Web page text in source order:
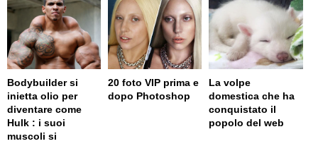
Bodybuilder si
inietta olio per
diventare come
Hulk : i suoi
muscoli si
20 foto VIP prima e
dopo Photoshop
La volpe
domestica che ha
conquistato il
popolo del web